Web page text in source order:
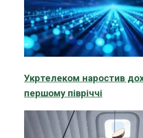
Укртелеком наростив
першому півріччі